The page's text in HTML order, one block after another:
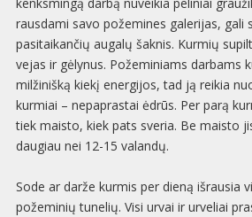
rausdami savo požemines galerijas, gali
pasitaikančių augalų šaknis. Kurmių
vejas ir gėlynus. Požeminiams darbams
milžinišką kiekį energijos, tad ją reikia
kurmiai – nepaprastai ėdrūs. Per parą
tiek maisto, kiek pats sveria. Be maisto
daugiau nei 12-15 valandų.
Sode ar darže kurmis per dieną išrausia
požeminių tunelių. Visi urvai ir urveliai